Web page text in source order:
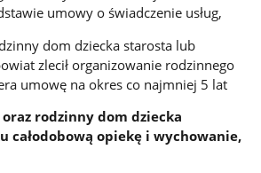
umowy o świadczenie usług,
dom dziecka starosta lub
zlecił organizowanie rodzinnego
umowę na okres co najmniej 5 lat
oraz rodzinny dom dziecka
całodobową opiekę i wychowanie,